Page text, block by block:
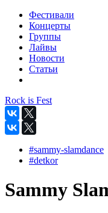
Фестивали
Концерты
Группы
Лайвы
Новости
Статьи
Rock is Fest
#sammy-slamdance
#detkor
Sammy